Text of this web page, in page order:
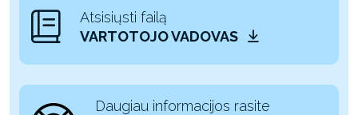
Atsisiųsti failą
VARTOTOJO VADOVAS
Daugiau informacijos rasite